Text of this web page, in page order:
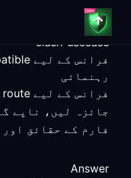
clash-usecase
رہنمائی
جائزہ لیں، ناپے
فارم کے حقائق
Answer